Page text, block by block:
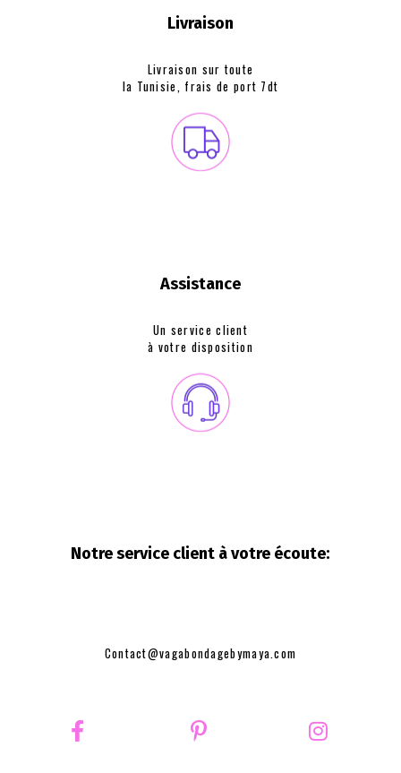
Livraison
Livraison sur toute
la Tunisie, frais de port 7dt
Assistance
Un service client
à votre disposition
Notre service client à votre écoute:
Contact@vagabondagebymaya.com